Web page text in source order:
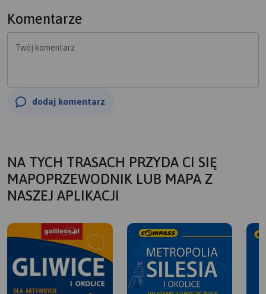
Komentarze
Twój komentarz
dodaj komentarz
NA TYCH TRASACH PRZYDA CI SIĘ
MAPOPRZEWODNIK LUB MAPA Z
NASZEJ APLIKACJI